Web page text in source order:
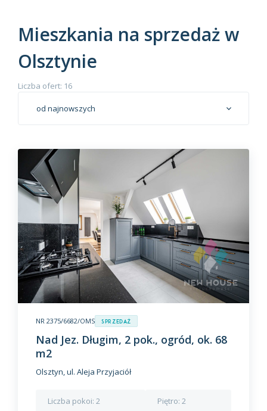
Mieszkania na sprzedaż w
Olsztynie
Liczba ofert: 16
od najnowszych
NR 2375/6682/OMS Sprzedaż
Nad Jez. Długim, 2 pok., ogród, ok. 68
m2
Olsztyn, ul. Aleja Przyjaciół
Liczba pokoi: 2 Piętro: 2